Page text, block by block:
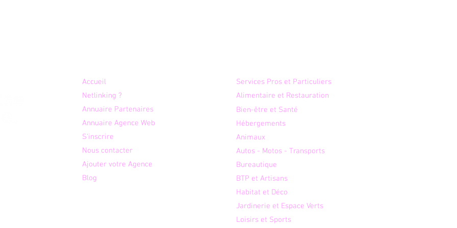
Anna Créations, une
histoire de famille au
service de votre plus beau
Enjoy Selfie : pourquoi ce
logiciel photobooth SaaS
français s'impose comme
professionnels ?
Accueil
Netlinking ?
Annuaire Partenaires
Annuaire Agence Web
S'inscrire
Nous contacter
Ajouter votre Agence
Blog
Services Pros et Particuliers
Alimentaire et Restauration
Bien-être et Santé
Hébergements
Animaux
Autos - Motos - Transports
Bureautique
BTP et Artisans
Habitat et Déco
Jardinerie et Espace Verts
Loisirs et Sports